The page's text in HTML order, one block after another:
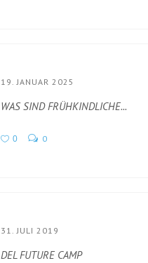
19. JANUAR 2025
WAS SIND FRÜHKINDLICHE...
0 0
31. JULI 2019
DEL FUTURE CAMP